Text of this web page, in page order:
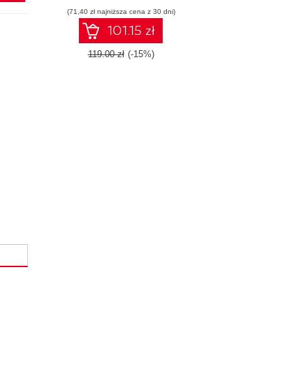
(71,40 zł najniższa cena z 30 dni)
101.15 zł
119.00 zł (-15%)